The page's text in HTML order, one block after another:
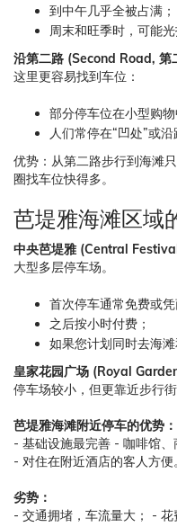
到中午几乎全被占满；
周末和旺季时，可能
沿第二路 (Second Road, 第
这里更容易找到车位：
部分停车位在小型购
人们常停在“凹处”或沿
优势：从第二路步行到海滩
圈找车位快得多。
芭堤雅海滩区域
中央芭堤雅 (Central
大型多层停车场。
首次停车通常免费或
之后按小时付费；
如果您计划同时去海滩
皇家花园广场 (Royal
停车场较小，但更靠近步行街
芭堤雅海滩附近停车的优势：
- 基础设施最完善 - 咖啡馆、
- 对住在附近酒店的客人方便。
劣势：
- 交通拥堵，车流量大； -